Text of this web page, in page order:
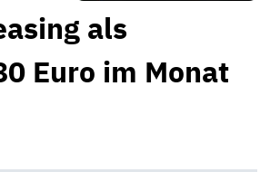
als
Euro im Monat